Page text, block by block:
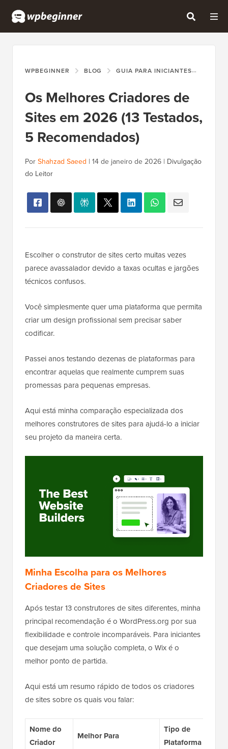
WPBEGINNER BLOG GUIA PARA INICIANTES
Os Melhores Criadores de
Sites em 2026 (13 Testados,
5 Recomendados)
Por Shahzad Saeed | 14 de janeiro de 2026 | Divulgação
do Leitor
Escolher o construtor de sites certo muitas vezes
parece avassalador devido a taxas ocultas e jargões
técnicos confusos.
Você simplesmente quer uma plataforma que permita
criar um design profissional sem precisar saber
codificar.
Passei anos testando dezenas de plataformas para
encontrar aquelas que realmente cumprem suas
promessas para pequenas empresas.
Aqui está minha comparação especializada dos
melhores construtores de sites para ajudá-lo a iniciar
seu projeto da maneira certa.
Minha Escolha para os Melhores
Criadores de Sites
Após testar 13 construtores de sites diferentes, minha
principal recomendação é o WordPress.org por sua
flexibilidade e controle incomparáveis. Para iniciantes
que desejam uma solução completa, o Wix é o
melhor ponto de partida.
Aqui está um resumo rápido de todos os criadores
de sites sobre os quais vou falar:
Nome do
Criador
Melhor Para
Tipo de
Plataforma